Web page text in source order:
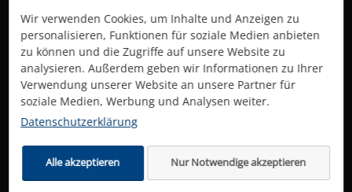
Wir verwenden Cookies, um Inhalte und Anzeigen zu
personalisieren, Funktionen für soziale Medien anbieten
zu können und die Zugriffe auf unsere Website zu
analysieren. Außerdem geben wir Informationen zu Ihrer
Verwendung unserer Website an unsere Partner für
soziale Medien, Werbung und Analysen weiter.
Datenschutzerklärung
Alle akzeptieren Nur Notwendige akzeptieren